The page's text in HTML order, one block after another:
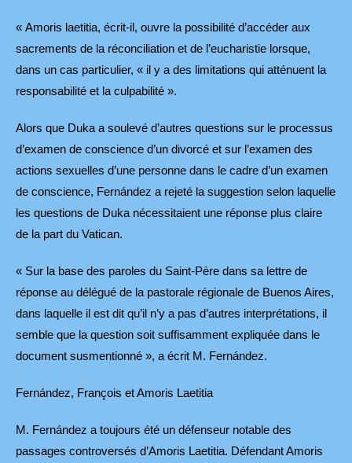
« Amoris laetitia, écrit-il, ouvre la possibilité d’accéder aux
sacrements de la réconciliation et de l’eucharistie lorsque,
dans un cas particulier, « il y a des limitations qui atténuent la
responsabilité et la culpabilité ».
Alors que Duka a soulevé d’autres questions sur le processus
d’examen de conscience d’un divorcé et sur l’examen des
actions sexuelles d’une personne dans le cadre d’un examen
de conscience, Fernández a rejeté la suggestion selon laquelle
les questions de Duka nécessitaient une réponse plus claire
de la part du Vatican.
« Sur la base des paroles du Saint-Père dans sa lettre de
réponse au délégué de la pastorale régionale de Buenos Aires,
dans laquelle il est dit qu’il n’y a pas d’autres interprétations, il
semble que la question soit suffisamment expliquée dans le
document susmentionné », a écrit M. Fernández.
Fernández, François et Amoris Laetitia
M. Fernández a toujours été un défenseur notable des
passages controversés d’Amoris Laetitia. Défendant Amoris